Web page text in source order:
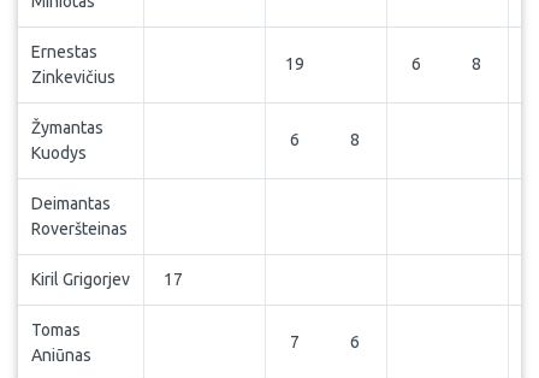
Ernestas
Zinkevičius
19 6 8
Žymantas
Kuodys
6 8
Deimantas
Roveršteinas
Kiril Grigorjev 17
Tomas
Aniūnas
7 6